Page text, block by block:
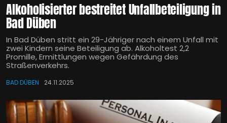
Alkoholisierter bestreitet Unfallbeteiligung in
Bad Düben
In Bad Düben stritt ein 29-Jähriger nach einem Unfall mit
zwei Kindern seine Beteiligung ab. Alkoholtest 2,2
Promille, Ermittlungen wegen Gefährdung des
Straßenverkehrs.
BAD DÜBEN 24.11.2025